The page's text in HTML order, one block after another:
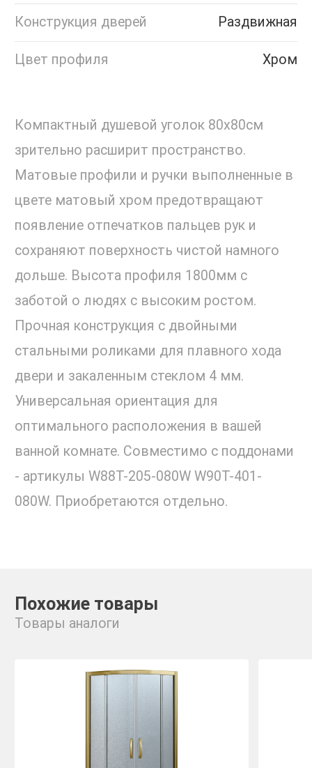
Конструкция дверей Раздвижная
Цвет профиля Хром
Компактный душевой уголок 80х80см
зрительно расширит пространство.
Матовые профили и ручки выполненные в
цвете матовый хром предотвращают
появление отпечатков пальцев рук и
сохраняют поверхность чистой намного
дольше. Высота профиля 1800мм с
заботой о людях с высоким ростом.
Прочная конструкция с двойными
стальными роликами для плавного хода
двери и закаленным стеклом 4 мм.
Универсальная ориентация для
оптимального расположения в вашей
ванной комнате. Совместимо с поддонами
- артикулы W88T-205-080W W90T-401-
080W. Приобретаются отдельно.
Похожие товары
Товары аналоги